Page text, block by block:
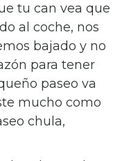
tu can vea que
al coche, nos
bajado y no
para tener
paseo va
mucho como
chula,